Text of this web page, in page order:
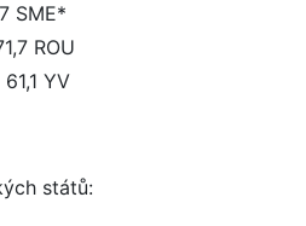
SME*
ROU
YV
států: